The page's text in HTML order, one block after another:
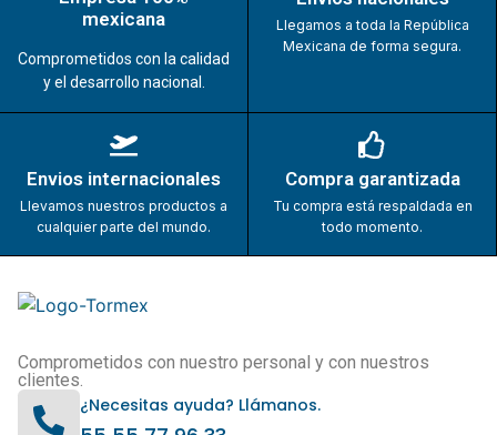
mexicana
Comprometidos con la calidad
y el desarrollo nacional.
Llegamos a toda la República
Mexicana de forma segura.
Envios internacionales
Llevamos nuestros productos a
cualquier parte del mundo.
Compra garantizada
Tu compra está respaldada en
todo momento.
Comprometidos con nuestro personal y con nuestros
clientes.
¿Necesitas ayuda? Llámanos.